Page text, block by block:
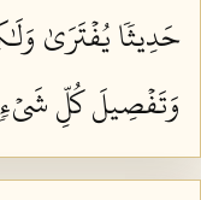
حَدِيثٗا يُفۡتَرَىٰ
وَتَفۡصِيلَ كُلِّ شَيۡءٖ